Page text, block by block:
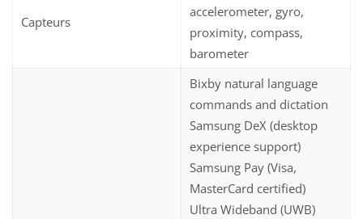
Capteurs
accelerometer, gyro,
proximity, compass,
barometer
Bixby natural language
commands and dictation
Samsung DeX (desktop
experience support)
Samsung Pay (Visa,
MasterCard certified)
Ultra Wideband (UWB)